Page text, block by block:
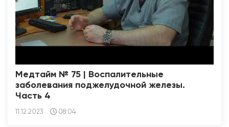
Медтайм № 75 | Воспалительные
заболевания поджелудочной железы.
Часть 4
11.12.2023 08:04